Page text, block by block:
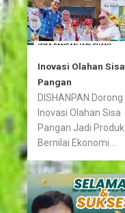
Inovasi Olahan Sisa
Pangan
DISHANPAN Dorong
Inovasi Olahan Sisa
Pangan Jadi Produk
Bernilai Ekonomi...